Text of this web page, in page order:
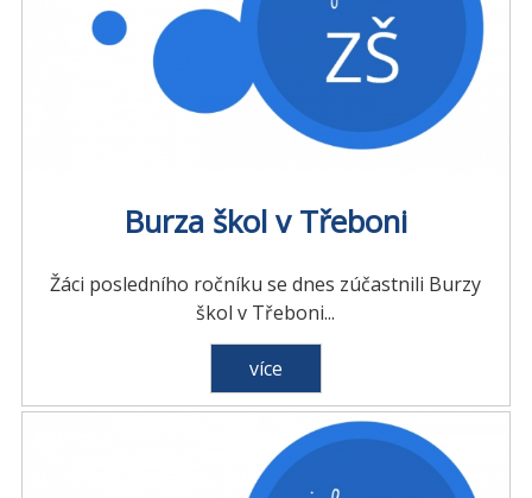
Burza škol v Třeboni
Žáci posledního ročníku se dnes zúčastnili Burzy
škol v Třeboni...
více